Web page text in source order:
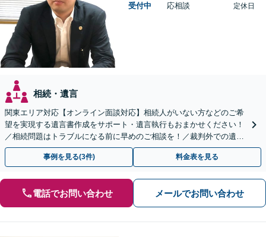
受付中
応相談
定休日
相続・遺言
関東エリア対応【オンライン面談対応】相続人がいない方などのご希
望を実現する遺言書作成をサポート・遺言執行もおまかせください！
／相続問題はトラブルになる前に早めのご相談を！／裁判外での遺産
分割協議の経験多数【完全個室】
事例を見る(3件) 料金表を見る
電話でお問い合わせ メールでお問い合わせ